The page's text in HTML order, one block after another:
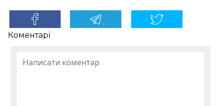
Коментарі